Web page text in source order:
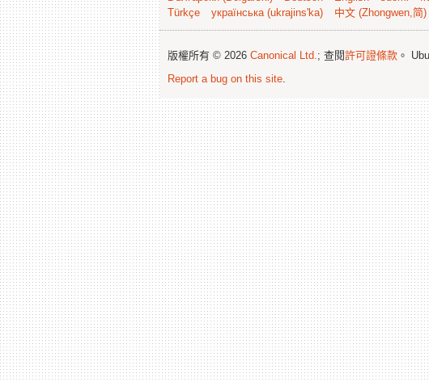
Türkçe
українська (ukrajins'ka) 中文 (Zhongwen,简)
版權所有 © 2026 Canonical Ltd.; 查閱許可證條款 。
Report a bug on this site.